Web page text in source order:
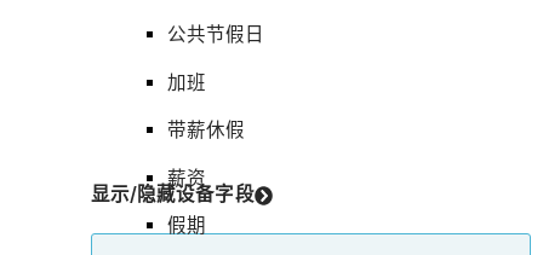
公共节假日
加班
带薪休假
薪资
假期
显示/隐藏设备字段